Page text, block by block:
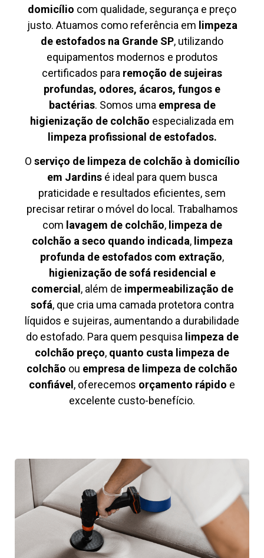
domicílio com qualidade, segurança e preço
justo. Atuamos como referência em limpeza
de estofados na Grande SP, utilizando
equipamentos modernos e produtos
certificados para remoção de sujeiras
profundas, odores, ácaros, fungos e
bactérias. Somos uma empresa de
higienização de colchão especializada em
limpeza profissional de estofados.
O serviço de limpeza de colchão à domicílio
em Jardinsé ideal para quem busca
praticidade e resultados eficientes, sem
precisar retirar o móvel do local. Trabalhamos
com lavagem de colchão, limpeza de
colchão a seco quando indicada, limpeza
profunda de estofados com extração,
higienização de sofá residencial e
comercial , além de impermeabilização de
sofá, que cria uma camada protetora contra
líquidos e sujeiras, aumentando a durabilidade
do estofado. Para quem pesquisa limpeza de
colchão preço, quanto custa limpeza de
colchão ou empresa de limpeza de colchão
confiável , oferecemos orçamento rápido e
excelente custo-benefício.